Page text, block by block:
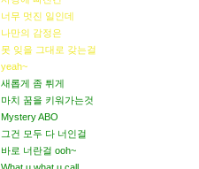
너무 멋진 일인데
나만의 감정은
못 잊을 그대로 갖는걸
yeah~
새롭게 좀 튀게
마치 꿈을 키워가는것
Mystery ABO
그건 모두 다 너인걸
바로 너란걸 ooh~